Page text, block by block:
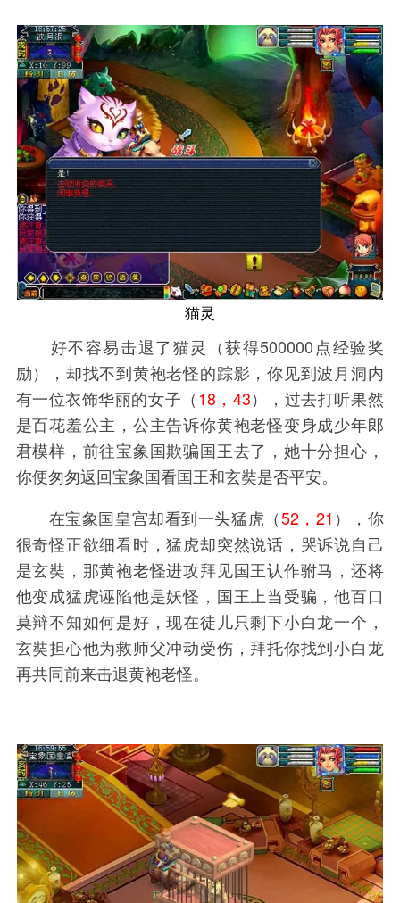
猫灵
好不容易击退了猫灵（获得500000点经验奖
励），却找不到黄袍老怪的踪影，你见到波月洞内
有一位衣饰华丽的女子（18，43），过去打听果然
是百花羞公主，公主告诉你黄袍老怪变身成少年郎
君模样，前往宝象国欺骗国王去了，她十分担心，
你便匆匆返回宝象国看国王和玄奘是否平安。
在宝象国皇宫却看到一头猛虎（52，21 ），你
很奇怪正欲细看时，猛虎却突然说话，哭诉说自己
是玄奘，那黄袍老怪进攻拜见国王认作驸马，还将
他变成猛虎诬陷他是妖怪，国王上当受骗，他百口
莫辩不知如何是好，现在徒儿只剩下小白龙一个，
玄奘担心他为救师父冲动受伤，拜托你找到小白龙
再共同前来击退黄袍老怪。